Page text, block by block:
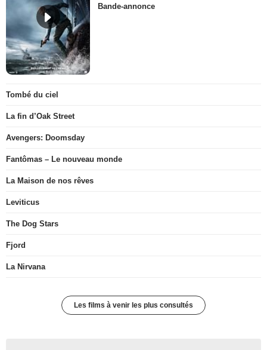
Bande-annonce
Tombé du ciel
La fin d’Oak Street
Avengers: Doomsday
Fantômas – Le nouveau monde
La Maison de nos rêves
Leviticus
The Dog Stars
Fjord
La Nirvana
Les films à venir les plus consultés